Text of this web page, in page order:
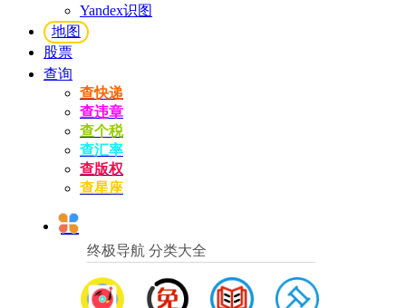
Yandex识图
地图
股票
查询
查快递
查违章
查个税
查汇率
查版权
查星座
终极导航 分类大全